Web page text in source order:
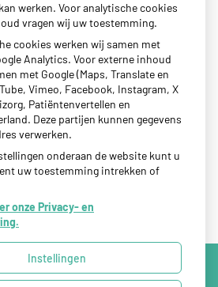
van reisziekte
op
vind je hulp
processierups?
werken. Voor analytische cookies
vragen wij uw toestemming.
cookies werken wij samen met
Analytics. Voor externe inhoud
met Google (Maps, Translate en
Vimeo, Facebook, Instagram, X
Patiëntenvertellen en
Deze partijen kunnen gegevens
verwerken.
onderaan de website kunt u
uw toestemming intrekken of
onze Privacy- en
Instellingen